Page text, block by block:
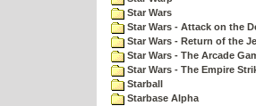
Star Wars
Star Wars - Attack on the
Star Wars - Return of the
Star Wars - The Arcade
Star Wars - The Empire
Starball
Starbase Alpha